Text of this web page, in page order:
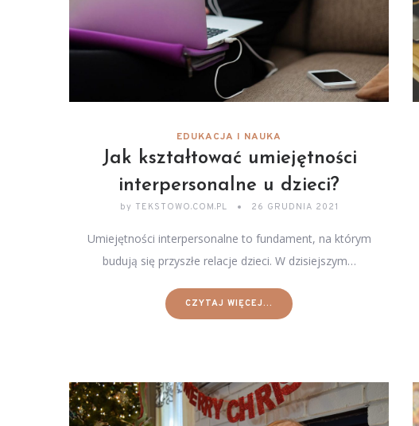
EDUKACJA I NAUKA
Jak kształtować umiejętności
interpersonalne u dzieci?
by TEKSTOWO.COM.PL 26 GRUDNIA 2021
Umiejętności interpersonalne to fundament, na którym
budują się przyszłe relacje dzieci. W dzisiejszym…
CZYTAJ WIĘCEJ...